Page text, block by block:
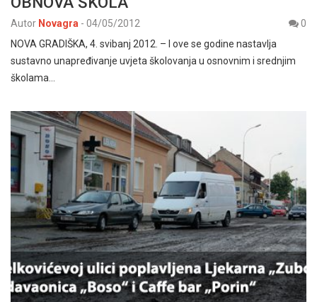
Autor Novagra - 04/05/2012
0
NOVA GRADIŠKA, 4. svibanj 2012. – I ove se godine nastavlja
sustavno unapređivanje uvjeta školovanja u osnovnim i srednjim
školama…